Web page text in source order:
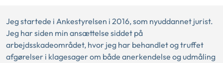
Jeg startede i Ankestyrelsen i 2016, som nyuddannet jurist.
Jeg har siden min ansættelse siddet på
arbejdsskadeområdet, hvor jeg har behandlet og truffet
afgørelser i klagesager om både anerkendelse og udmåling